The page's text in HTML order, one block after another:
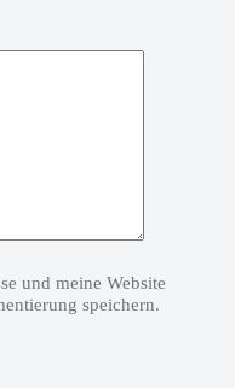
und meine Website
speichern.